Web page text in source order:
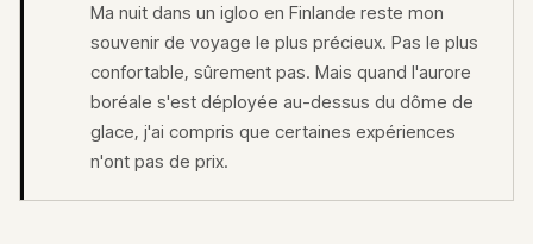
Ma nuit dans un igloo en Finlande reste mon
souvenir de voyage le plus précieux. Pas le plus
confortable, sûrement pas. Mais quand l'aurore
boréale s'est déployée au-dessus du dôme de
glace, j'ai compris que certaines expériences
n'ont pas de prix.